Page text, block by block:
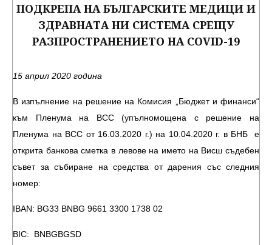
ПОДКРЕПА НА БЪЛГАРСКИТЕ МЕДИЦИ И
ЗДРАВНАТА НИ СИСТЕМА СРЕЩУ
РАЗПРОСТРАНЕНИЕТО НА COVID-19
15 април 2020 година
В изпълнение на решение на Комисия „Бюджет и финанси“
към Пленума на ВСС (упълномощена с решение на
Пленума на ВСС от 16.03.2020 г.) на 10.04.2020 г. в БНБ е
открита банкова сметка в левове на името на Висш съдебен
съвет за събиране на средства от дарения със следния
номер:
IBAN: BG33 BNBG 9661 3300 1738 02
BIC: BNBGBGSD